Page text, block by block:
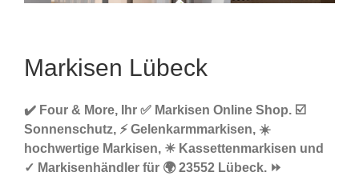
Markisen Lübeck
✔️ Four & More, Ihr ✅ Markisen Online Shop. ☑️
Sonnenschutz, ⚡ Gelenkarmmarkisen, ☀️
hochwertige Markisen, ☀ Kassettenmarkisen und
✓ Markisenhändler für 🌍 23552 Lübeck. ⏩